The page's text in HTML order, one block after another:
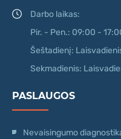
Darbo laikas:
Pir. - Pen.: 09:00 -
Šeštadienį:
Sekmadienis:
PASLAUGOS
Nevaisingumo